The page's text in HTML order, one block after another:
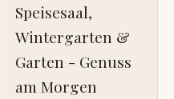
Speisesaal,
Wintergarten &
Garten - Genuss
am Morgen